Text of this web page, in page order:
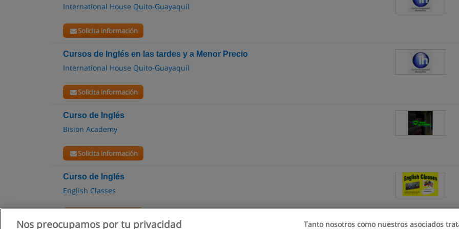
International House Quito-Guayaquil
Solicita información
Cursos de Inglés en las tardes y a Menor Precio
International House Quito-Guayaquil
Solicita información
Curso de Inglés
Bision Academy
Solicita información
Curso de Inglés
English Classes
Nos preocupamos por tu privacidad Tanto nosotros como nuestros asociados